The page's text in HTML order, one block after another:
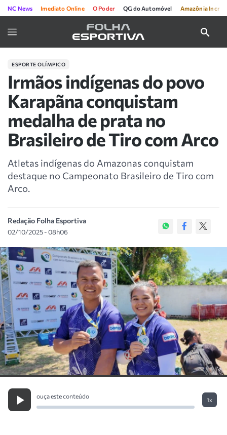
NC News Imediato Online O Poder QG do Automóvel Amazônia
ESPORTE OLÍMPICO
Irmãos indígenas do povo
Karapãna conquistam
medalha de prata no
Brasileiro de Tiro com Arco
Atletas indígenas do Amazonas conquistam
destaque no Campeonato Brasileiro de Tiro com
Arco.
Redação Folha Esportiva
02/10/2025 - 08h06
ouça este conteúdo
1x